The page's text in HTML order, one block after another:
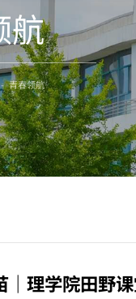
航
- 青春领航
｜理学院田野